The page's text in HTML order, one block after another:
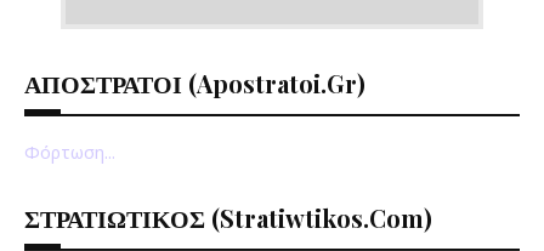
ΑΠΟΣΤΡΑΤΟΙ (apostratoi.gr)
Φόρτωση...
ΣΤΡΑΤΙΩΤΙΚΟΣ (stratiwtikos.com)